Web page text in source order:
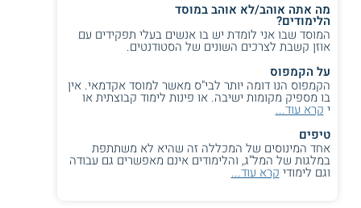
מה אתה אוהב/לא אוהב במוסד
הלימודים?
המוסד שבו אני לומדת יש בו אנשים בעלי תפקידים עם
אוזן קשבת לצרכים השונים של הסטודנטים.
על הקמפוס
הקמפוס הנו דומה יותר לבי"ס מאשר למוסד אקדמאי. אין
בו מספיק מקומות ישיבה. או פינות לימוד קבוצתית או
י קרא עוד...
טיפים
אחד המינוסים של המכללה זה שהיא לא משתתפת
במלגות של המל"ג, והלימודים אינם מאפשרים גם עבודה
וגם לימודי קרא עוד...